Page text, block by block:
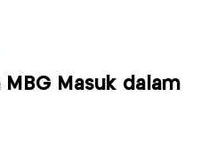
MBG Masuk dalam